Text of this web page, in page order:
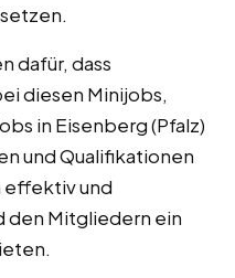
dafür, dass
diesen Minijobs,
in Eisenberg (Pfalz)
und Qualifikationen
effektiv und
den Mitgliedern ein